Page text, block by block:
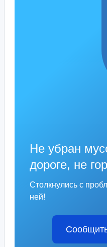
Не убран
дороге, не
Столкнулись с
ней!